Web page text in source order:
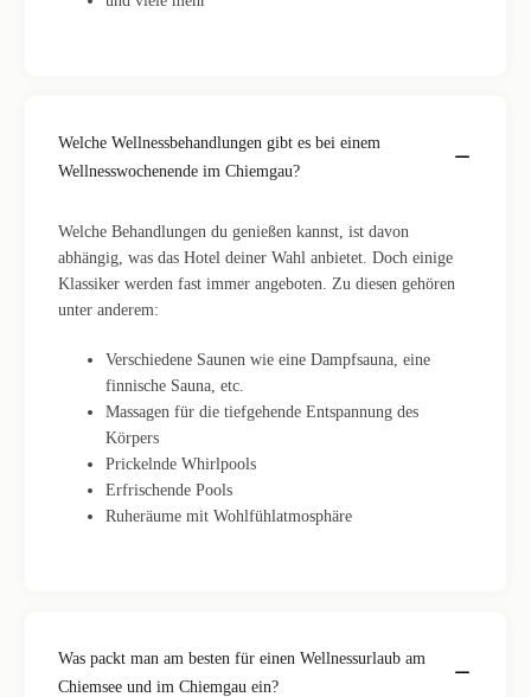
Welche Wellnessbehandlungen gibt es bei einem
Wellnesswochenende im Chiemgau?
Welche Behandlungen du genießen kannst, ist davon
abhängig, was das Hotel deiner Wahl anbietet. Doch einige
Klassiker werden fast immer angeboten. Zu diesen gehören
unter anderem:
Verschiedene Saunen wie eine Dampfsauna, eine
finnische Sauna, etc.
Massagen für die tiefgehende Entspannung des
Körpers
Prickelnde Whirlpools
Erfrischende Pools
Ruheräume mit Wohlfühlatmosphäre
Was packt man am besten für einen Wellnessurlaub am
Chiemsee und im Chiemgau ein?